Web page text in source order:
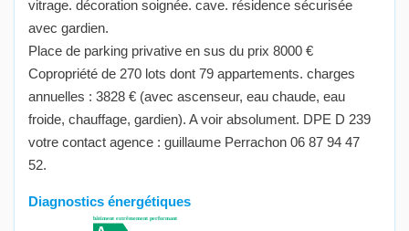
vitrage. décoration soignée. cave. résidence sécurisée
avec gardien.
Place de parking privative en sus du prix 8000 €
Copropriété de 270 lots dont 79 appartements. charges
annuelles : 3828 € (avec ascenseur, eau chaude, eau
froide, chauffage, gardien). A voir absolument. DPE D 239
votre contact agence : guillaume Perrachon 06 87 94 47
52.
Diagnostics énergétiques